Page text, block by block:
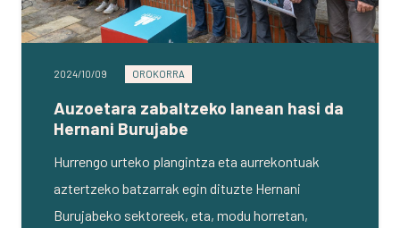
2024/10/09 OROKORRA
Auzoetara zabaltzeko lanean hasi da
Hernani Burujabe
Hurrengo urteko plangintza eta aurrekontuak
aztertzeko batzarrak egin dituzte Hernani
Burujabeko sektoreek, eta, modu horretan,